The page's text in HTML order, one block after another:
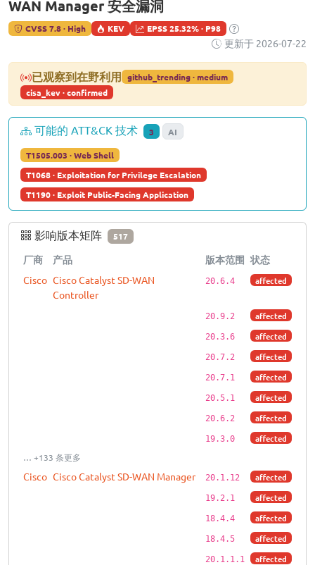
WAN Manager 安全漏洞
CVSS 7.8 · High KEV EPSS 25.32% · P98
更新于 2026-07-22
已观察到在野利用 github_trending · medium
cisa_kev · confirmed
可能的 ATT&CK 技术 3 AI
T1505.003 · Web Shell
T1068 · Exploitation for Privilege Escalation
T1190 · Exploit Public-Facing Application
影响版本矩阵 517
厂商 产品 版本范围 状态
Cisco Cisco Catalyst SD-WAN
Controller
20.6.4 affected
20.9.2 affected
20.3.6 affected
20.7.2 affected
20.7.1 affected
20.5.1 affected
20.6.2 affected
19.3.0
affected
… +133 条更多
Cisco Cisco Catalyst SD-WAN Manager 20.1.12 affected
19.2.1 affected
18.4.4 affected
18.4.5 affected
20.1.1.1 affected